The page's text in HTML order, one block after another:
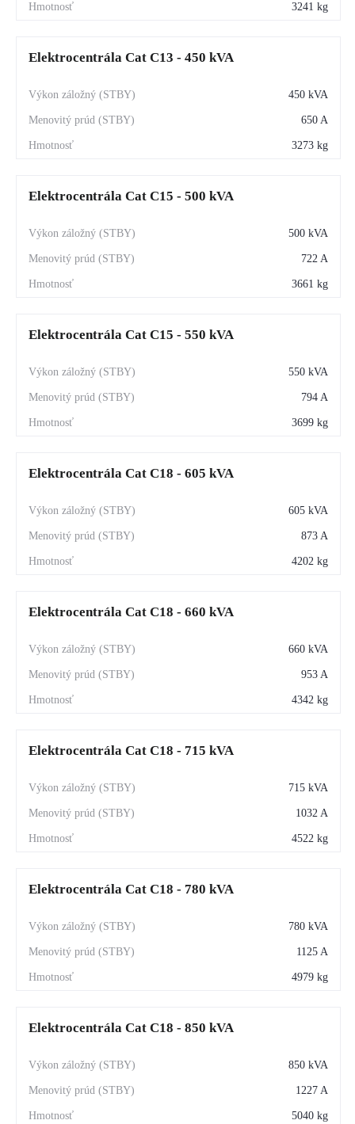
3241 kg
Elektrocentrála Cat C13 - 450 kVA
450 kVA
650 A
3273 kg
Elektrocentrála Cat C15 - 500 kVA
500 kVA
722 A
3661 kg
Elektrocentrála Cat C15 - 550 kVA
550 kVA
794 A
3699 kg
Elektrocentrála Cat C18 - 605 kVA
605 kVA
873 A
4202 kg
Elektrocentrála Cat C18 - 660 kVA
660 kVA
953 A
4342 kg
Elektrocentrála Cat C18 - 715 kVA
715 kVA
1032 A
4522 kg
Elektrocentrála Cat C18 - 780 kVA
780 kVA
1125 A
4979 kg
Elektrocentrála Cat C18 - 850 kVA
850 kVA
1227 A
5040 kg